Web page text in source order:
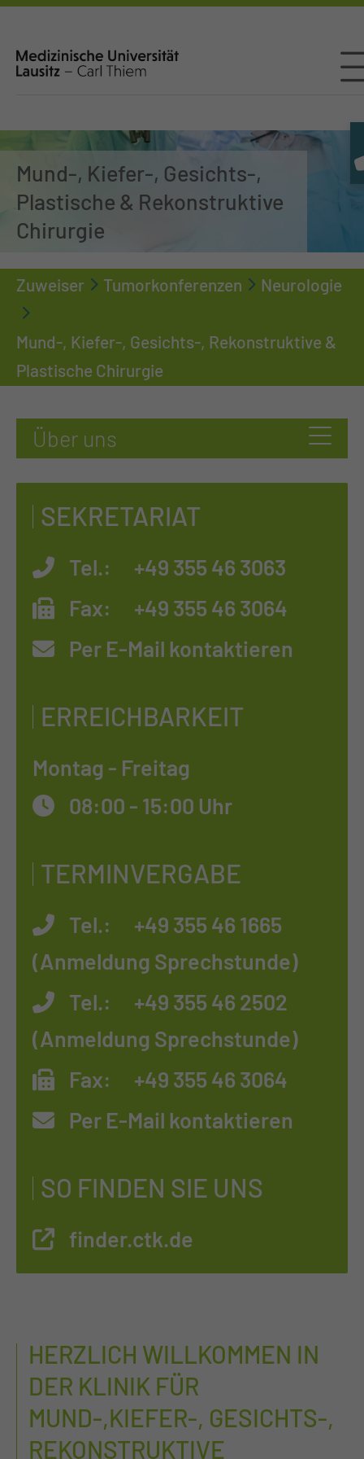
Mund-, Kiefer-, Gesichts-,
Plastische & Rekonstruktive
Chirurgie
Zuweiser Tumorkonferenzen Neurologie
Mund-, Kiefer-, Gesichts-, Rekonstruktive &
Plastische Chirurgie
SEKRETARIAT
Tel.:
+49 355 46 3063
Fax:
+49 355 46 3064
Per E-Mail kontaktieren
ERREICHBARKEIT
Montag - Freitag
08:00 - 15:00 Uhr
TERMINVERGABE
Tel.:
+49 355 46 1665
(Anmeldung Sprechstunde)
Tel.:
+49 355 46 2502
(Anmeldung Sprechstunde)
Fax:
+49 355 46 3064
Per E-Mail kontaktieren
SO FINDEN SIE UNS
finder.ctk.de
HERZLICH WILLKOMMEN IN
DER KLINIK FÜR
MUND-,KIEFER-, GESICHTS-,
REKONSTRUKTIVE